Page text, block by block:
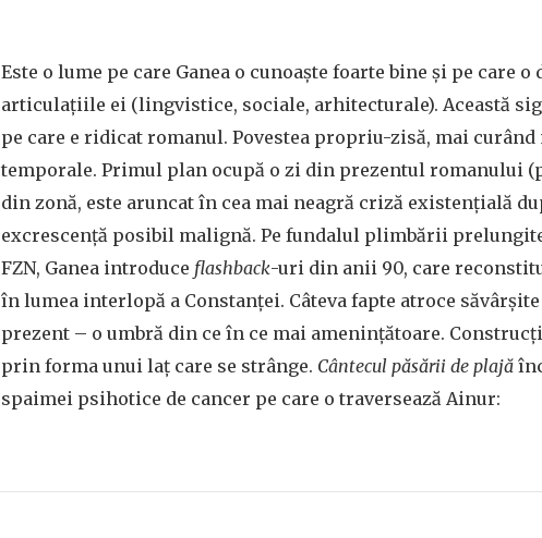
Este o lume pe care Ganea o cunoaște foarte bine și pe care
articulațiile ei (lingvistice, sociale, arhitecturale). Această
pe care e ridicat romanul. Povestea propriu-zisă, mai
temporale. Primul plan ocupă o zi din prezentul romanului
din zonă, este aruncat în cea mai neagră criză existențială
excrescență posibil malignă. Pe fundalul plimbării
FZN, Ganea introduce flashback-uri din anii 90, care
în lumea interlopă a Constanței. Câteva fapte atroce
prezent – o umbră din ce în ce mai amenințătoare.
prin forma unui laț care se strânge. Cântecul păsării de plajă
spaimei psihotice de cancer pe care o traversează Ainur: